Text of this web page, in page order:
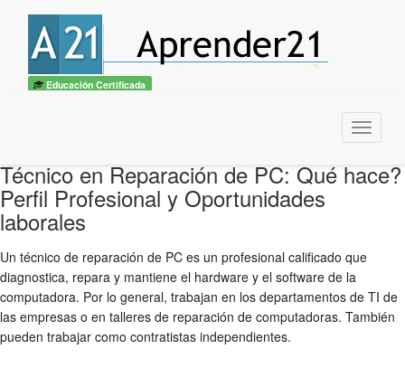
Educación Certificada
Menu
Técnico en Reparación de PC: Qué hace?
Perfil Profesional y Oportunidades
laborales
Un técnico de reparación de PC es un profesional calificado que
diagnostica, repara y mantiene el hardware y el software de la
computadora. Por lo general, trabajan en los departamentos de TI de
las empresas o en talleres de reparación de computadoras. También
pueden trabajar como contratistas independientes.